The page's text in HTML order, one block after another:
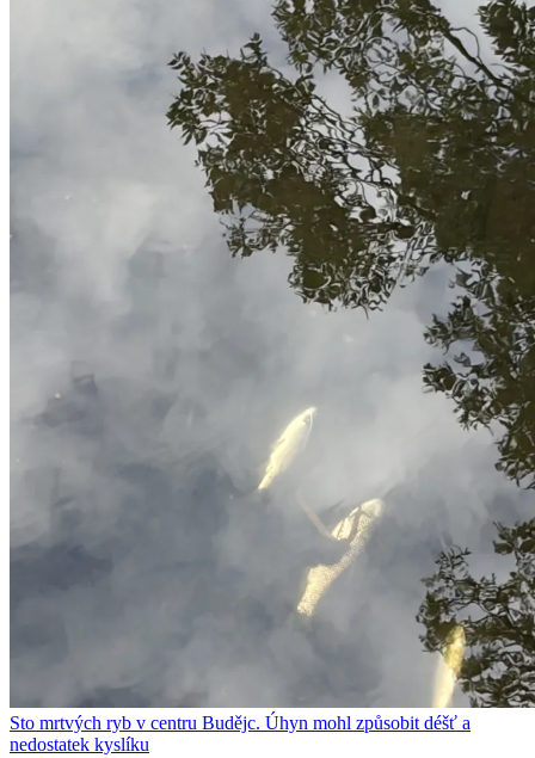
Sto mrtvých ryb v centru Budějc. Úhyn mohl způsobit déšť a
nedostatek kyslíku